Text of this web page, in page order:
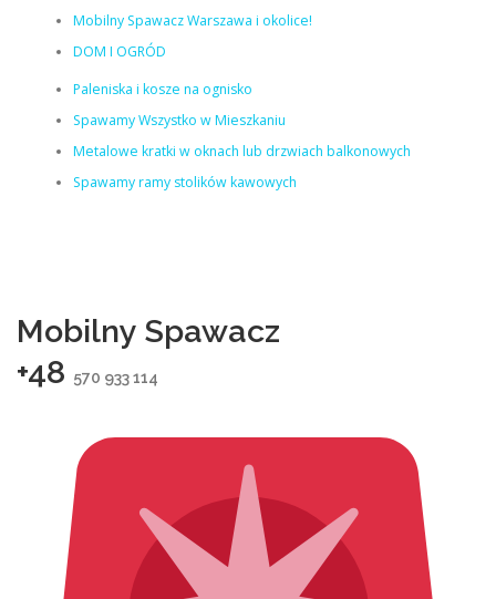
Mobilny Spawacz Warszawa i okolice!
DOM I OGRÓD
Paleniska i kosze na ognisko
Spawamy Wszystko w Mieszkaniu
Metalowe kratki w oknach lub drzwiach balkonowych
Spawamy ramy stolików kawowych
Mobilny Spawacz
+48 570 933 114